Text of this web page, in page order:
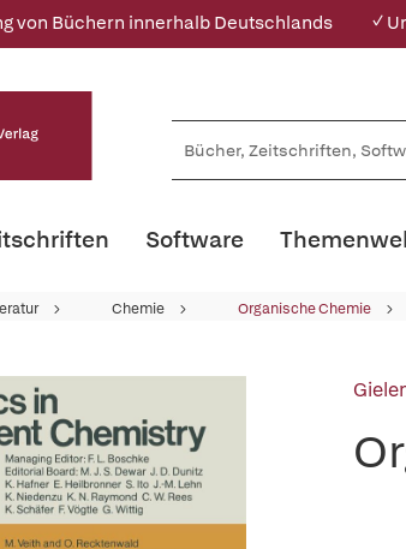
von Büchern innerhalb Deutschlands ✓
Software
Chemie Organische Chemie